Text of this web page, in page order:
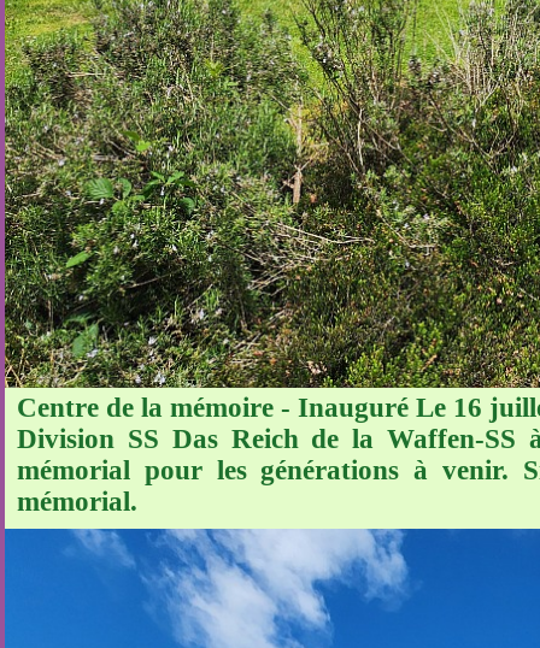
Centre de la mémoire - Inauguré Le 16
Division SS Das Reich de la Waffen-
mémorial pour les générations à venir.
mémorial.